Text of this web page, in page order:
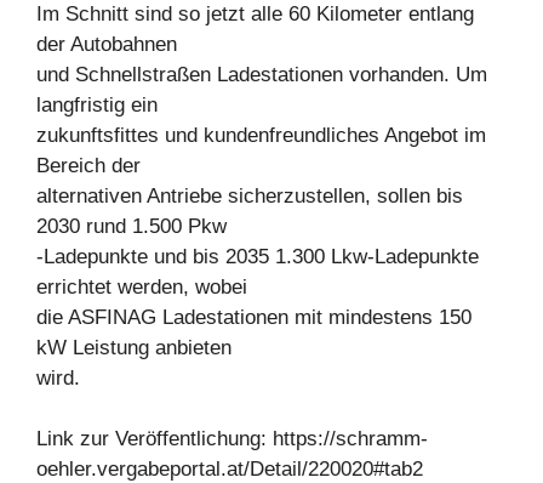
Im Schnitt sind so jetzt alle 60 Kilometer entlang
der Autobahnen
und Schnellstraßen Ladestationen vorhanden. Um
langfristig ein
zukunftsfittes und kundenfreundliches Angebot im
Bereich der
alternativen Antriebe sicherzustellen, sollen bis
2030 rund 1.500 Pkw
-Ladepunkte und bis 2035 1.300 Lkw-Ladepunkte
errichtet werden, wobei
die ASFINAG Ladestationen mit mindestens 150
kW Leistung anbieten
wird.
Link zur Veröffentlichung: https://schramm-
oehler.vergabeportal.at/Detail/220020#tab2